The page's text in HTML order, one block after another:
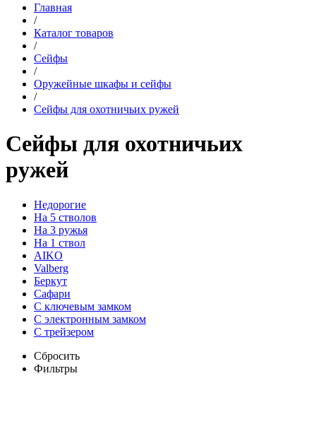
Главная
/
Каталог товаров
/
Сейфы
/
Оружейные шкафы и сейфы
/
Сейфы для охотничьих ружей
Сейфы для охотничьих
ружей
Недорогие
На 5 стволов
На 3 ружья
На 1 ствол
AIKO
Valberg
Беркут
Сафари
С ключевым замком
С электронным замком
С трейзером
Сбросить
Фильтры